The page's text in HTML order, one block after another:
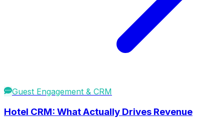
Guest Engagement & CRM
Hotel CRM: What Actually Drives Revenue